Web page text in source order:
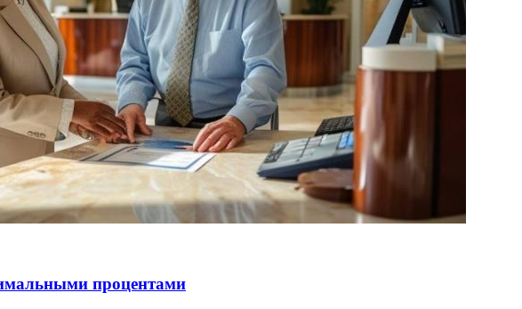
процентами